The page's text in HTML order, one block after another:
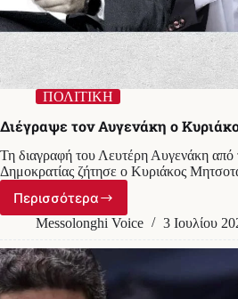
ΠΟΛΙΤΙΚΗ
Διέγραψε τον Αυγενάκη ο
Τη διαγραφή του Λευτέρη Αυγενάκη
Δημοκρατίας ζήτησε ο Κυριάκος
Περισσότερα
Διέγραψε
τον
ο
Κυριάκος
Μητσοτάκης
Messolonghi Voice 3 Ιουλίου